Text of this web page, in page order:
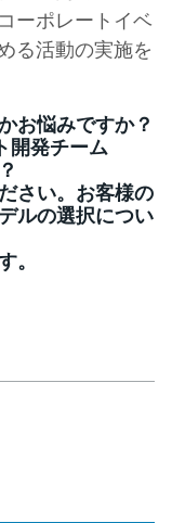
ーポレートイベ
る活動の実施を
お悩みですか？
発チーム
さい。お客様の
ルの選択につい
。